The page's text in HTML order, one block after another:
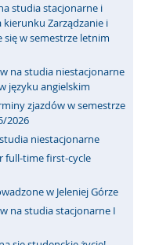
studia stacjonarne i
Zarządzanie i
w semestrze letnim
na studia niestacjonarne
języku angielskim
zjazdów w semestrze
2026
niestacjonarne
full-time first-cycle
w Jeleniej Górze
na studia stacjonarne I